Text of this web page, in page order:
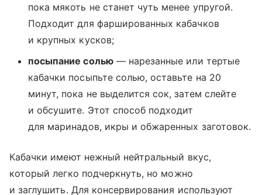
пока мякоть не станет чуть менее упругой.
Подходит для фаршированных кабачков
и крупных кусков;
посыпание солью— нарезанные или тертые
кабачки посыпьте солью, оставьте на 20
минут, пока не выделится сок, затем слейте
и обсушите. Этот способ подходит
для маринадов, икры и обжаренных заготовок.
Кабачки имеют нежный нейтральный вкус,
который легко подчеркнуть, но можно
и заглушить. Для консервирования используют